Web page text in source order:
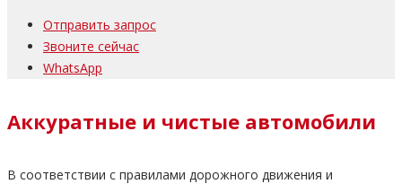
Отправить запрос
Звоните сейчас
WhatsApp
Аккуратные и чистые автомобили
В соответствии с правилами дорожного движения и